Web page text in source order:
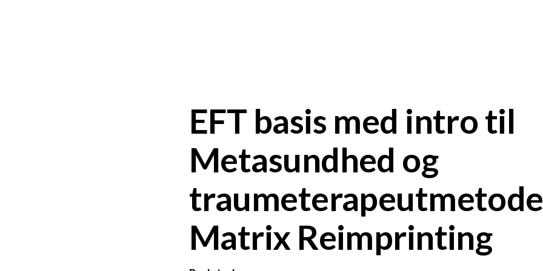
EFT basis med intro til
Metasundhed og
Matrix Reimprinting